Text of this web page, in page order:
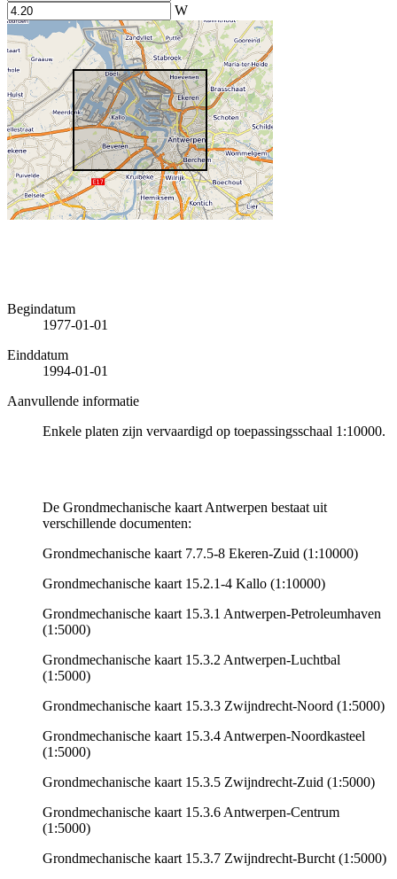
W
Begindatum
1977-01-01
Einddatum
1994-01-01
Aanvullende informatie
Enkele platen zijn vervaardigd op toepassingsschaal 1:10000.
De Grondmechanische kaart Antwerpen bestaat uit
verschillende documenten:
Grondmechanische kaart 7.7.5-8 Ekeren-Zuid (1:10000)
Grondmechanische kaart 15.2.1-4 Kallo (1:10000)
Grondmechanische kaart 15.3.1 Antwerpen-Petroleumhaven
(1:5000)
Grondmechanische kaart 15.3.2 Antwerpen-Luchtbal
(1:5000)
Grondmechanische kaart 15.3.3 Zwijndrecht-Noord (1:5000)
Grondmechanische kaart 15.3.4 Antwerpen-Noordkasteel
(1:5000)
Grondmechanische kaart 15.3.5 Zwijndrecht-Zuid (1:5000)
Grondmechanische kaart 15.3.6 Antwerpen-Centrum
(1:5000)
Grondmechanische kaart 15.3.7 Zwijndrecht-Burcht (1:5000)